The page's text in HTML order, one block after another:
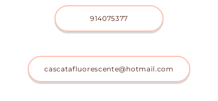
914075377
cascatafluorescente@hotmail.com